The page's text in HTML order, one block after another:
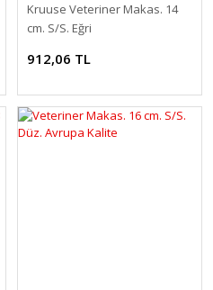
Kruuse Veteriner Makas. 14
cm. S/S. Eğri
912,06 TL